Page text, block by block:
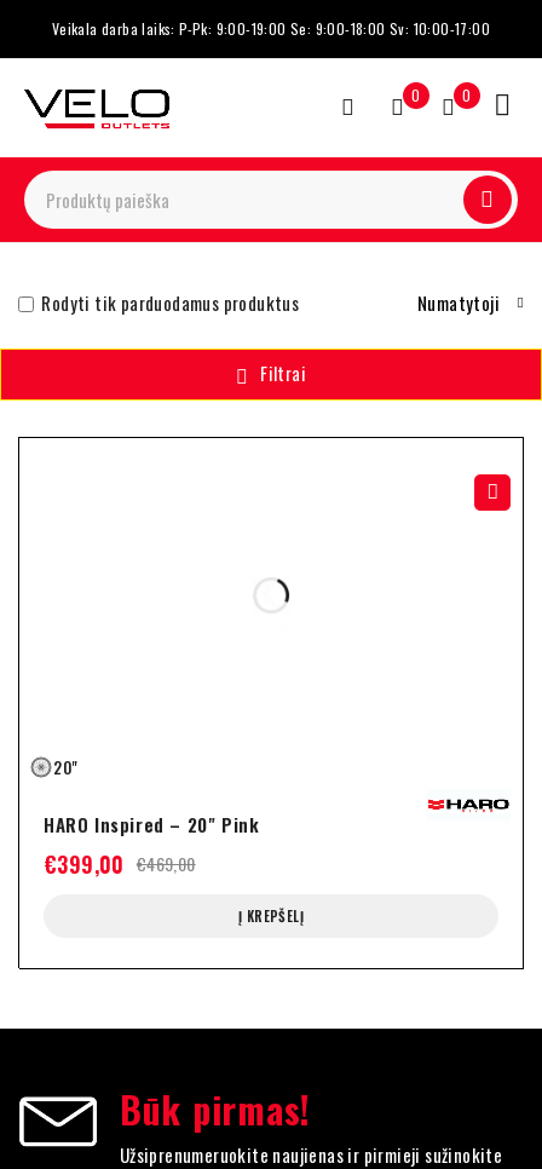
Veikala darba laiks: P-Pk: 9:00-19:00 Se: 9:00-18:00 Sv: 10:00-17:00
0 0
Numatytoji
Rodyti tik parduodamus produktus
Filtrai
20"
HARO Inspired – 20" Pink
€469,00
€399,00
Į KREPŠELĮ
Būk pirmas!
Užsiprenumeruokite naujienas ir pirmieji sužinokite